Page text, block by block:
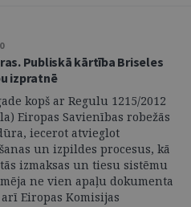
Publiskā kārtība Briseles
izpratnē
kopš ar Regulu 1215/2012
Eiropas Savienības robežās
iecerot atvieglot
un izpildes procesus, kā
izmaksas un tiesu sistēmu
ne vien apaļu dokumenta
Eiropas Komisijas